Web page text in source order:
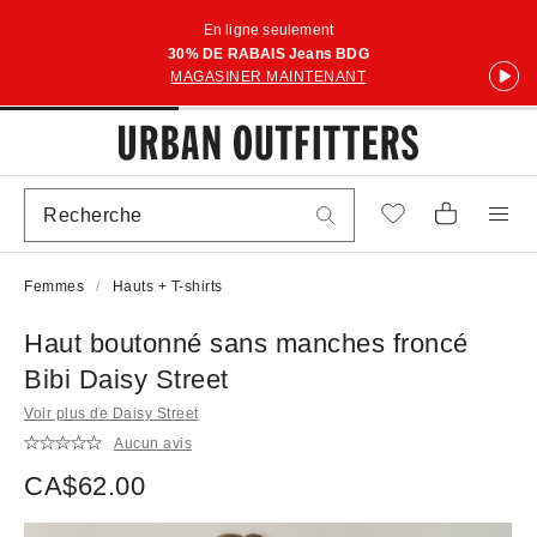
En ligne seulement
30% DE RABAIS Jeans BDG
MAGASINER MAINTENANT
Femmes Hauts + T-shirts
Haut boutonné sans manches froncé
Bibi Daisy Street
Voir plus de Daisy Street
Aucun avis
CA$62.00